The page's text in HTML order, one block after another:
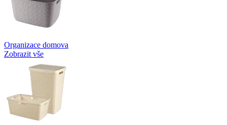
Organizace domova
Zobrazit vše